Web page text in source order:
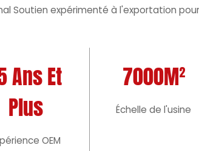
Soutien expérimenté à l'exportation
Ans Et
Plus
OEM
7000M²
Échelle de l'usine